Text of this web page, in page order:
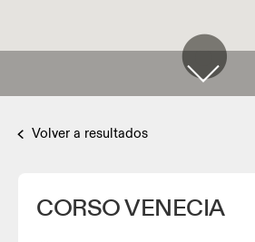
Volver a resultados
CORSO VENECIA